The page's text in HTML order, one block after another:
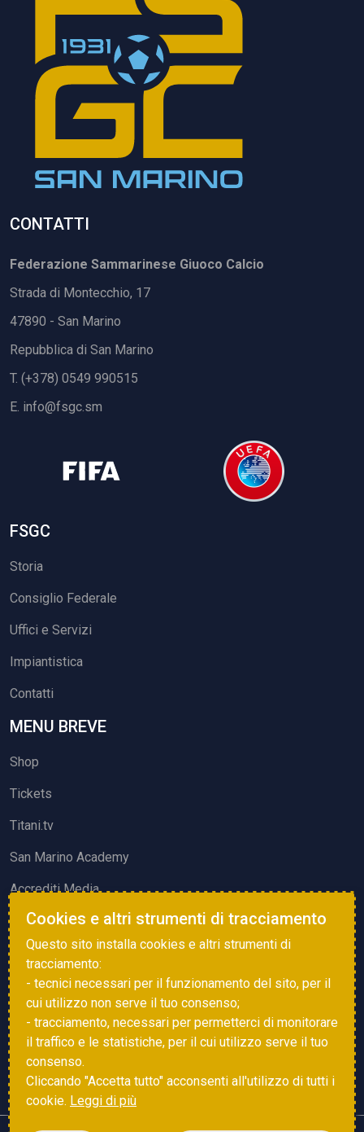
CONTATTI
Federazione Sammarinese Giuoco Calcio
Strada di Montecchio, 17
47890 - San Marino
Repubblica di San Marino
T. (+378) 0549 990515
E. info@fsgc.sm
FSGC
Storia
Consiglio Federale
Uffici e Servizi
Impiantistica
Contatti
MENU BREVE
Shop
Tickets
Titani.tv
San Marino Academy
Accrediti Media
ATTIVITÀ ED EVENTI
Squadre di Calcio
Associazione Sammarinese Arbitri
Vota gol e parata
Cookies e altri strumenti di tracciamento
Questo sito installa cookies e altri strumenti di
tracciamento:
- tecnici necessari per il funzionamento del sito, per il
cui utilizzo non serve il tuo consenso;
- tracciamento, necessari per permetterci di monitorare
il traffico e le statistiche, per il cui utilizzo serve il tuo
consenso.
Cliccando "Accetta tutto" acconsenti all'utilizzo di tutti i
cookie. Leggi di più